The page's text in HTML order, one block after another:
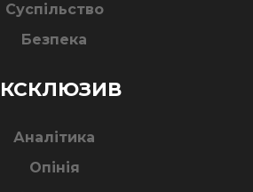
Суспільство
Безпека
Аналітика
Опінія